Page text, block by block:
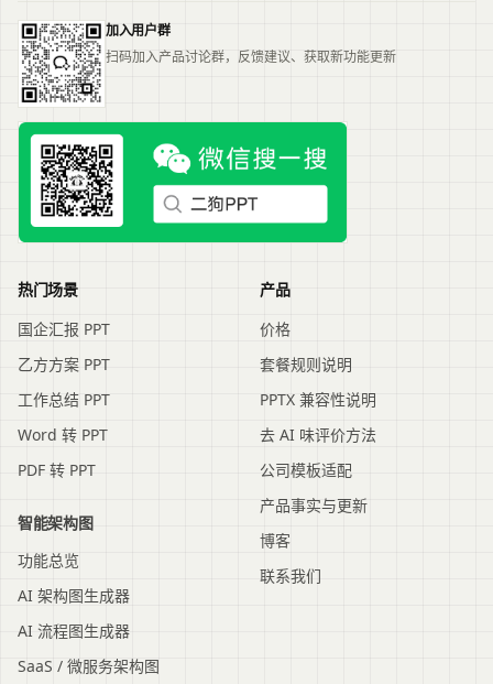
加入用户群
扫码加入产品讨论群，反馈建议、获取新功能更新
热门场景
国企汇报 PPT
乙方方案 PPT
工作总结 PPT
Word 转 PPT
PDF 转 PPT
智能架构图
功能总览
AI 架构图生成器
AI 流程图生成器
SaaS / 微服务架构图
产品
价格
套餐规则说明
PPTX 兼容性说明
去 AI 味评价方法
公司模板适配
产品事实与更新
博客
联系我们